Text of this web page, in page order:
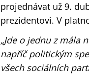
projednávat už 9.
prezidentovi. V
„Jde o jednu z mála
napříč politickým
všech sociálních